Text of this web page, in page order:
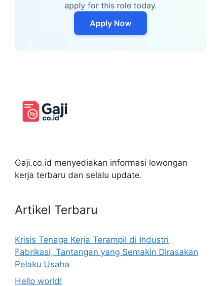
apply for this role today.
Apply Now
Gaji.co.id menyediakan informasi lowongan
kerja terbaru dan selalu update.
Artikel Terbaru
Krisis Tenaga Kerja Terampil di Industri
Fabrikasi, Tantangan yang Semakin Dirasakan
Pelaku Usaha
Hello world!